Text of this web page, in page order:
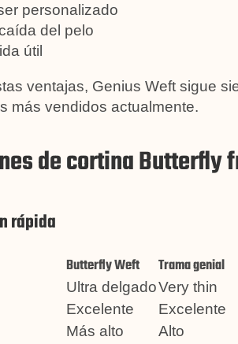
personalizado
del pelo
útil
ventajas, Genius Weft sigue
más vendidos actualmente.
de cortina Butterfly
rápida
Butterfly Weft Trama genial
Ultra delgadoVery thin
Excelente
Excelente
Más alto
Alto